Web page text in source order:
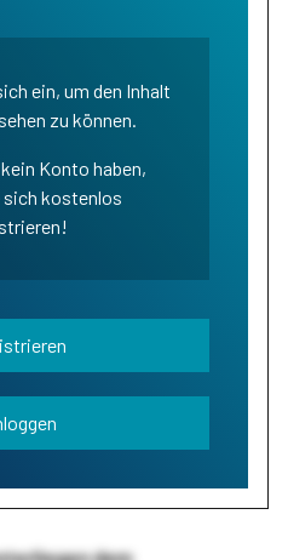
ein, um den Inhalt
zu können.
Konto haben,
sich kostenlos